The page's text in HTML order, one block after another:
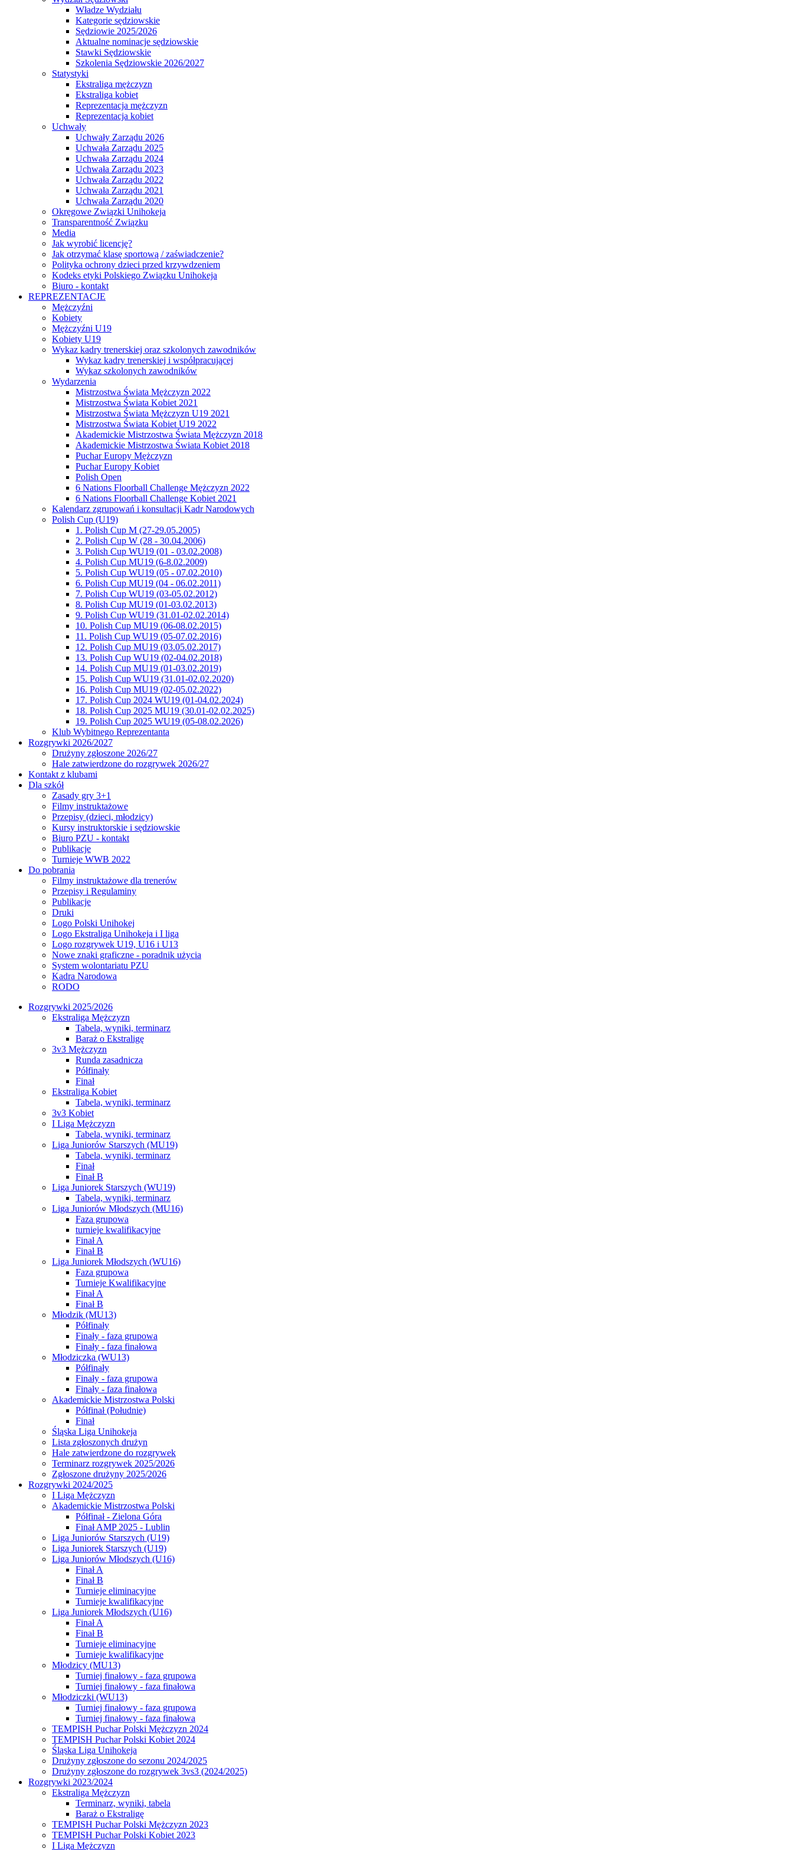
Władze Wydziału
Kategorie sędziowskie
Sędziowie 2025/2026
Aktualne nominacje sędziowskie
Stawki Sędziowskie
Szkolenia Sędziowskie 2026/2027
Statystyki
Ekstraliga mężczyzn
Ekstraliga kobiet
Reprezentacja mężczyzn
Reprezentacja kobiet
Uchwały
Uchwały Zarządu 2026
Uchwała Zarządu 2025
Uchwała Zarządu 2024
Uchwała Zarządu 2023
Uchwała Zarządu 2022
Uchwała Zarządu 2021
Uchwała Zarządu 2020
Okręgowe Związki Unihokeja
Transparentność Związku
Media
Jak wyrobić licencję?
Jak otrzymać klasę sportową / zaświadczenie?
Polityka ochrony dzieci przed krzywdzeniem
Kodeks etyki Polskiego Związku Unihokeja
Biuro - kontakt
REPREZENTACJE
Mężczyźni
Kobiety
Mężczyźni U19
Kobiety U19
Wykaz kadry trenerskiej oraz szkolonych zawodników
Wykaz kadry trenerskiej i współpracującej
Wykaz szkolonych zawodników
Wydarzenia
Mistrzostwa Świata Mężczyzn 2022
Mistrzostwa Świata Kobiet 2021
Mistrzostwa Świata Mężczyzn U19 2021
Mistrzostwa Świata Kobiet U19 2022
Akademickie Mistrzostwa Świata Mężczyzn 2018
Akademickie Mistrzostwa Świata Kobiet 2018
Puchar Europy Mężczyzn
Puchar Europy Kobiet
Polish Open
6 Nations Floorball Challenge Mężczyzn 2022
6 Nations Floorball Challenge Kobiet 2021
Kalendarz zgrupowań i konsultacji Kadr Narodowych
Polish Cup (U19)
1. Polish Cup M (27-29.05.2005)
2. Polish Cup W (28 - 30.04.2006)
3. Polish Cup WU19 (01 - 03.02.2008)
4. Polish Cup MU19 (6-8.02.2009)
5. Polish Cup WU19 (05 - 07.02.2010)
6. Polish Cup MU19 (04 - 06.02.2011)
7. Polish Cup WU19 (03-05.02.2012)
8. Polish Cup MU19 (01-03.02.2013)
9. Polish Cup WU19 (31.01-02.02.2014)
10. Polish Cup MU19 (06-08.02.2015)
11. Polish Cup WU19 (05-07.02.2016)
12. Polish Cup MU19 (03.05.02.2017)
13. Polish Cup WU19 (02-04.02.2018)
14. Polish Cup MU19 (01-03.02.2019)
15. Polish Cup WU19 (31.01-02.02.2020)
16. Polish Cup MU19 (02-05.02.2022)
17. Polish Cup 2024 WU19 (01-04.02.2024)
18. Polish Cup 2025 MU19 (30.01-02.02.2025)
19. Polish Cup 2025 WU19 (05-08.02.2026)
Klub Wybitnego Reprezentanta
Rozgrywki 2026/2027
Drużyny zgłoszone 2026/27
Hale zatwierdzone do rozgrywek 2026/27
Kontakt z klubami
Dla szkół
Zasady gry 3+1
Filmy instruktażowe
Przepisy (dzieci, młodzicy)
Kursy instruktorskie i sędziowskie
Biuro PZU - kontakt
Publikacje
Turnieje WWB 2022
Do pobrania
Filmy instruktażowe dla trenerów
Przepisy i Regulaminy
Publikacje
Druki
Logo Polski Unihokej
Logo Ekstraliga Unihokeja i I liga
Logo rozgrywek U19, U16 i U13
Nowe znaki graficzne - poradnik użycia
System wolontariatu PZU
Kadra Narodowa
RODO
Rozgrywki 2025/2026
Ekstraliga Mężczyzn
Tabela, wyniki, terminarz
Baraż o Ekstraligę
3v3 Mężczyzn
Runda zasadnicza
Półfinały
Finał
Ekstraliga Kobiet
Tabela, wyniki, terminarz
3v3 Kobiet
I Liga Mężczyzn
Tabela, wyniki, terminarz
Liga Juniorów Starszych (MU19)
Tabela, wyniki, terminarz
Finał
Finał B
Liga Juniorek Starszych (WU19)
Tabela, wyniki, terminarz
Liga Juniorów Młodszych (MU16)
Faza grupowa
turnieje kwalifikacyjne
Finał A
Finał B
Liga Juniorek Młodszych (WU16)
Faza grupowa
Turnieje Kwalifikacyjne
Finał A
Finał B
Młodzik (MU13)
Półfinały
Finały - faza grupowa
Finały - faza finałowa
Młodziczka (WU13)
Półfinały
Finały - faza grupowa
Finały - faza finałowa
Akademickie Mistrzostwa Polski
Półfinał (Południe)
Finał
Śląska Liga Unihokeja
Lista zgłoszonych drużyn
Hale zatwierdzone do rozgrywek
Terminarz rozgrywek 2025/2026
Zgłoszone drużyny 2025/2026
Rozgrywki 2024/2025
I Liga Mężczyzn
Akademickie Mistrzostwa Polski
Półfinał - Zielona Góra
Finał AMP 2025 - Lublin
Liga Juniorów Starszych (U19)
Liga Juniorek Starszych (U19)
Liga Juniorów Młodszych (U16)
Finał A
Finał B
Turnieje eliminacyjne
Turnieje kwalifikacyjne
Liga Juniorek Młodszych (U16)
Finał A
Finał B
Turnieje eliminacyjne
Turnieje kwalifikacyjne
Młodzicy (MU13)
Turniej finałowy - faza grupowa
Turniej finałowy - faza finałowa
Młodziczki (WU13)
Turniej finałowy - faza grupowa
Turniej finałowy - faza finałowa
TEMPISH Puchar Polski Mężczyzn 2024
TEMPISH Puchar Polski Kobiet 2024
Śląska Liga Unihokeja
Drużyny zgłoszone do sezonu 2024/2025
Drużyny zgłoszone do rozgrywek 3vs3 (2024/2025)
Rozgrywki 2023/2024
Ekstraliga Mężczyzn
Terminarz, wyniki, tabela
Baraż o Ekstraligę
TEMPISH Puchar Polski Mężczyzn 2023
TEMPISH Puchar Polski Kobiet 2023
I Liga Mężczyzn